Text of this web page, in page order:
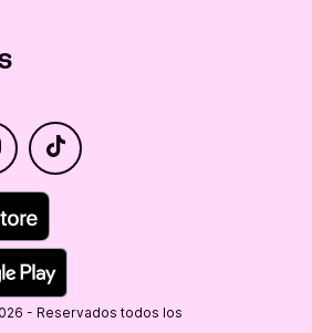
- Reservados todos los